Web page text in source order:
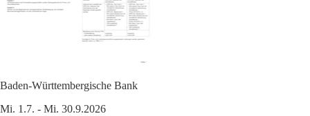
Baden-Württembergische Bank
Mi. 1.7. - Mi. 30.9.2026